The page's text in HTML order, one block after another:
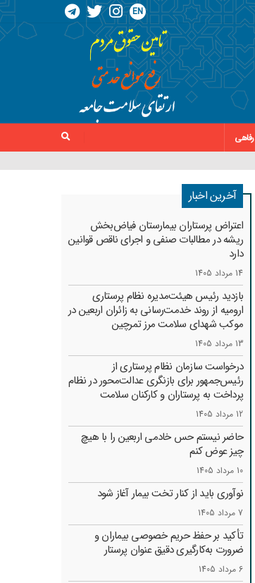
EN
رفاهی
آخرین اخبار
اعتراض پرستاران بیمارستان فیاض‌بخش
ریشه در مطالبات صنفی و اجرای ناقص قوانین
دارد
14 مرداد 1405
بازدید رئیس هیئت‌مدیره نظام پرستاری
ارومیه از روند خدمت‌رسانی به زائران اربعین در
موکب شهدای سلامت مرز تمرچین
13 مرداد 1405
درخواست سازمان نظام پرستاری از
رئیس‌جمهور برای بازنگری عدالت‌محور در نظام
پرداخت به پرستاران و کارکنان سلامت
12 مرداد 1405
حاضر نیستم حس خادمی اربعین را با هیچ
چیز عوض کنم
10 مرداد 1405
نوآوری باید از کنار تخت بیمار آغاز شود
7 مرداد 1405
تأکید بر حفظ حریم خصوصی بیماران و
ضرورت به‌کارگیری دقیق عنوان پرستار
6 مرداد 1405